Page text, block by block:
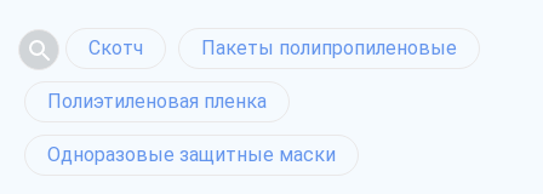
Скотч Пакеты полипропиленовые
Полиэтиленовая пленка
Одноразовые защитные маски